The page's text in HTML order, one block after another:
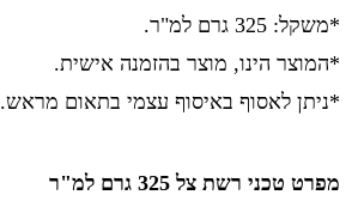
*משקל: 325 גרם למ"ר.
*המוצר הינו, מוצר בהזמנה אישית.
*ניתן לאסוף באיסוף עצמי בתאום מראש.
מפרט טכני רשת צל 325 גרם למ"ר